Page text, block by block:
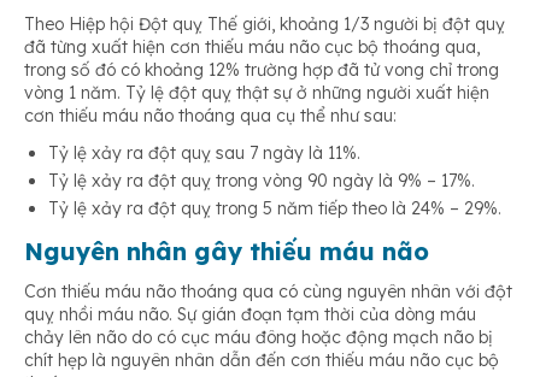
Theo Hiệp hội Đột quỵ Thế giới, khoảng 1/3 người bị đột quỵ
đã từng xuất hiện cơn thiếu máu não cục bộ thoáng qua,
trong số đó có khoảng 12% trường hợp đã tử vong chỉ trong
vòng 1 năm. Tỷ lệ đột quỵ thật sự ở những người xuất hiện
cơn thiếu máu não thoáng qua cụ thể như sau:
Tỷ lệ xảy ra đột quỵ sau 7 ngày là 11%.
Tỷ lệ xảy ra đột quỵ trong vòng 90 ngày là 9% – 17%.
Tỷ lệ xảy ra đột quỵ trong 5 năm tiếp theo là 24% – 29%.
Nguyên nhân gây thiếu máu não
Cơn thiếu máu não thoáng qua có cùng nguyên nhân với đột
quỵ nhồi máu não. Sự gián đoạn tạm thời của dòng máu
chảy lên não do có cục máu đông hoặc động mạch não bị
chít hẹp là nguyên nhân dẫn đến cơn thiếu máu não cục bộ